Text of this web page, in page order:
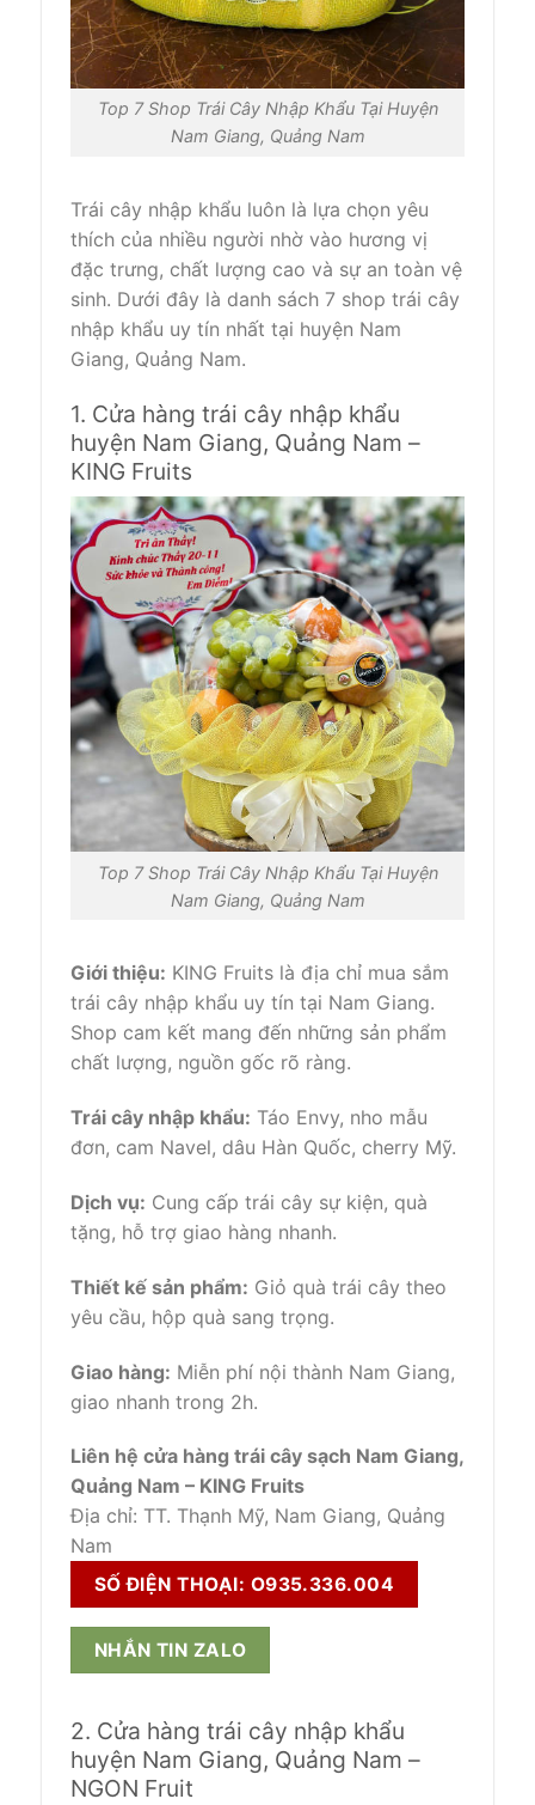
Top 7 Shop Trái Cây Nhập Khẩu Tại Huyện
Nam Giang, Quảng Nam
Trái cây nhập khẩu luôn là lựa chọn yêu
thích của nhiều người nhờ vào hương vị
đặc trưng, chất lượng cao và sự an toàn vệ
sinh. Dưới đây là danh sách 7 shop trái cây
nhập khẩu uy tín nhất tại huyện Nam
Giang, Quảng Nam.
1. Cửa hàng trái cây nhập khẩu
huyện Nam Giang, Quảng Nam –
KING Fruits
Top 7 Shop Trái Cây Nhập Khẩu Tại Huyện
Nam Giang, Quảng Nam
Giới thiệu: KING Fruits là địa chỉ mua sắm
trái cây nhập khẩu uy tín tại Nam Giang.
Shop cam kết mang đến những sản phẩm
chất lượng, nguồn gốc rõ ràng.
Trái cây nhập khẩu: Táo Envy, nho mẫu
đơn, cam Navel, dâu Hàn Quốc, cherry Mỹ.
Dịch vụ: Cung cấp trái cây sự kiện, quà
tặng, hỗ trợ giao hàng nhanh.
Thiết kế sản phẩm: Giỏ quà trái cây theo
yêu cầu, hộp quà sang trọng.
Giao hàng: Miễn phí nội thành Nam Giang,
giao nhanh trong 2h.
Liên hệ cửa hàng trái cây sạch Nam Giang,
Quảng Nam – KING Fruits
Địa chỉ: TT. Thạnh Mỹ, Nam Giang, Quảng
Nam
SỐ ĐIỆN THOẠI: O935.336.004
NHẮN TIN ZALO
2. Cửa hàng trái cây nhập khẩu
huyện Nam Giang, Quảng Nam –
NGON Fruit